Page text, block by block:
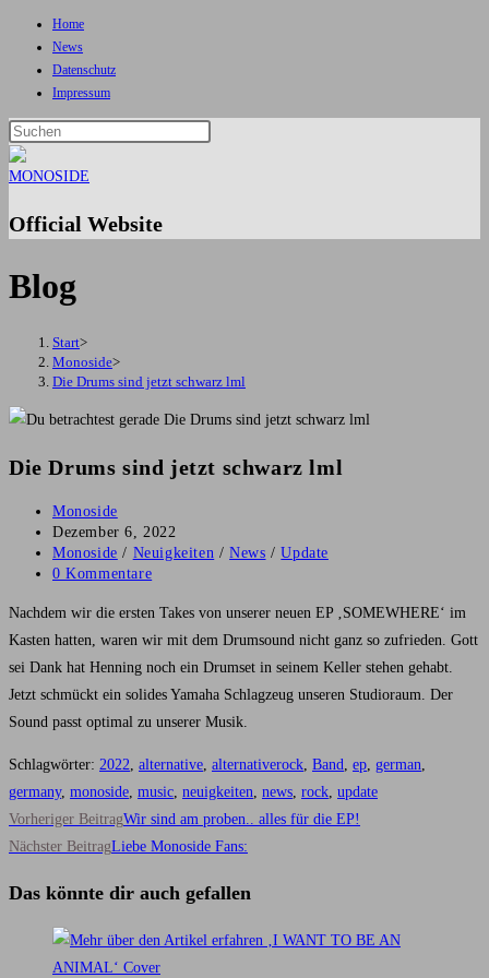
Inhalt
springen
Home
News
Datenschutz
Impressum
the
Official Website
Blog
Start>
Monoside>
Die Drums sind jetzt schwarz lml
Die Drums sind jetzt schwarz lml
Beitrags-
Autor:
Monoside
Beitrag
veröffentlicht:
Dezember 6, 2022
Beitrags-
Kategorie:
Monoside / Neuigkeiten / News / Update
Beitrags-
0 Kommentare
Nachdem wir die ersten Takes von unserer neuen EP ‚SOMEWHERE‘ im
Kasten hatten, waren wir mit dem Drumsound nicht ganz so zufrieden. Gott
sei Dank hat Henning noch ein Drumset in seinem Keller stehen gehabt.
Jetzt schmückt ein solides Yamaha Schlagzeug unseren Studioraum. Der
Sound passt optimal zu unserer Musik.
Schlagwörter: 2022 alternative alternativerock Band ep german
germany, monoside music neuigkeiten news rock update
Weitere
Artikel
ansehen
Vorheriger BeitragWir sind am proben.. alles für die EP!
Nächster BeitragLiebe Monoside Fans:
Das könnte dir auch gefallen